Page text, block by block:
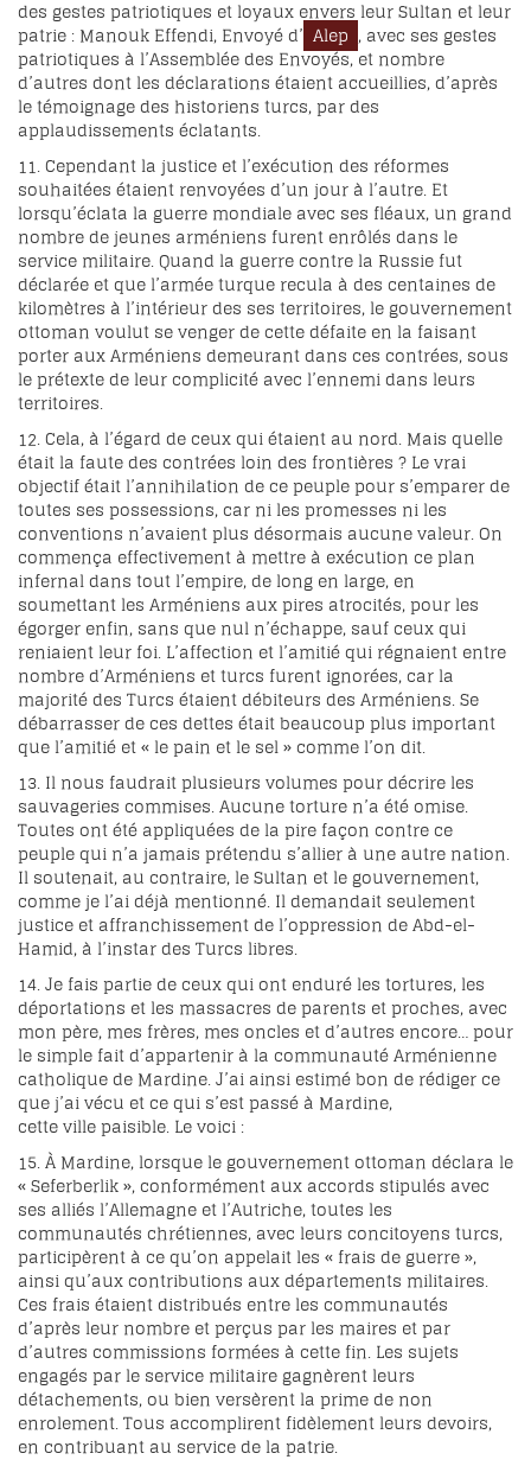
des gestes patriotiques et loyaux envers leur Sultan et leur
patrie : Manouk Effendi, Envoyé d’ Alep , avec ses gestes
patriotiques à l’Assemblée des Envoyés, et nombre
d’autres dont les déclarations étaient accueillies, d’après
le témoignage des historiens turcs, par des
applaudissements éclatants.
11. Cependant la justice et l’exécution des réformes
souhaitées étaient renvoyées d’un jour à l’autre. Et
lorsqu’éclata la guerre mondiale avec ses fléaux, un grand
nombre de jeunes arméniens furent enrôlés dans le
service militaire. Quand la guerre contre la Russie fut
déclarée et que l’armée turque recula à des centaines de
kilomètres à l’intérieur des ses territoires, le gouvernement
ottoman voulut se venger de cette défaite en la faisant
porter aux Arméniens demeurant dans ces contrées, sous
le prétexte de leur complicité avec l’ennemi dans leurs
territoires.
12. Cela, à l’égard de ceux qui étaient au nord. Mais quelle
était la faute des contrées loin des frontières ? Le vrai
objectif était l’annihilation de ce peuple pour s’emparer de
toutes ses possessions, car ni les promesses ni les
conventions n’avaient plus désormais aucune valeur. On
commença effectivement à mettre à exécution ce plan
infernal dans tout l’empire, de long en large, en
soumettant les Arméniens aux pires atrocités, pour les
égorger enfin, sans que nul n’échappe, sauf ceux qui
reniaient leur foi. L’affection et l’amitié qui régnaient entre
nombre d’Arméniens et turcs furent ignorées, car la
majorité des Turcs étaient débiteurs des Arméniens. Se
débarrasser de ces dettes était beaucoup plus important
que l’amitié et « le pain et le sel » comme l’on dit.
13. Il nous faudrait plusieurs volumes pour décrire les
sauvageries commises. Aucune torture n’a été omise.
Toutes ont été appliquées de la pire façon contre ce
peuple qui n’a jamais prétendu s’allier à une autre nation.
Il soutenait, au contraire, le Sultan et le gouvernement,
comme je l’ai déjà mentionné. Il demandait seulement
justice et affranchissement de l’oppression de Abd-el-
Hamid, à l’instar des Turcs libres.
14. Je fais partie de ceux qui ont enduré les tortures, les
déportations et les massacres de parents et proches, avec
mon père, mes frères, mes oncles et d’autres encore… pour
le simple fait d’appartenir à la communauté Arménienne
catholique de Mardine. J’ai ainsi estimé bon de rédiger ce
que j’ai vécu et ce qui s’est passé à Mardine,
cette ville paisible. Le voici :
15. À Mardine, lorsque le gouvernement ottoman déclara le
« Seferberlik », conformément aux accords stipulés avec
ses alliés l’Allemagne et l’Autriche, toutes les
communautés chrétiennes, avec leurs concitoyens turcs,
participèrent à ce qu’on appelait les « frais de guerre »,
ainsi qu’aux contributions aux départements militaires.
Ces frais étaient distribués entre les communautés
d’après leur nombre et perçus par les maires et par
d’autres commissions formées à cette fin. Les sujets
engagés par le service militaire gagnèrent leurs
détachements, ou bien versèrent la prime de non
enrolement. Tous accomplirent fidèlement leurs devoirs,
en contribuant au service de la patrie.